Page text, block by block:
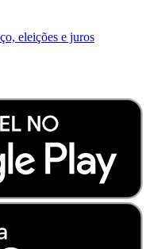
eleições e juros